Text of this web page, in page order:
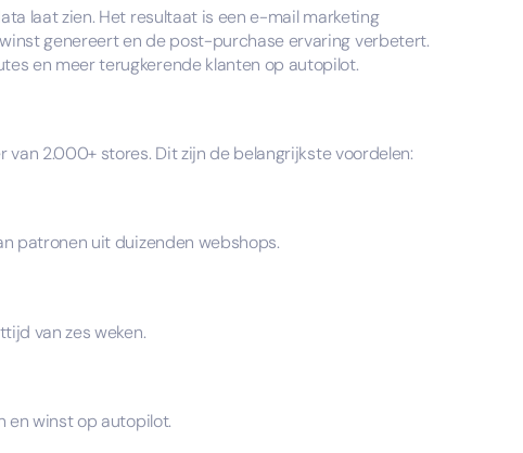
laat zien. Het resultaat is een e-mail marketing
genereert en de post-purchase ervaring verbetert.
en meer terugkerende klanten op autopilot.
2.000+ stores. Dit zijn de belangrijkste voordelen:
patronen uit duizenden webshops.
van zes weken.
en winst op autopilot.